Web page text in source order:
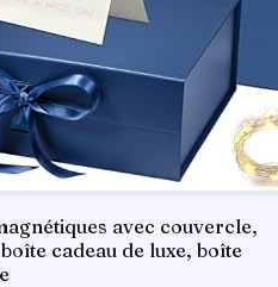
avec couvercle,
cadeau de luxe, boîte